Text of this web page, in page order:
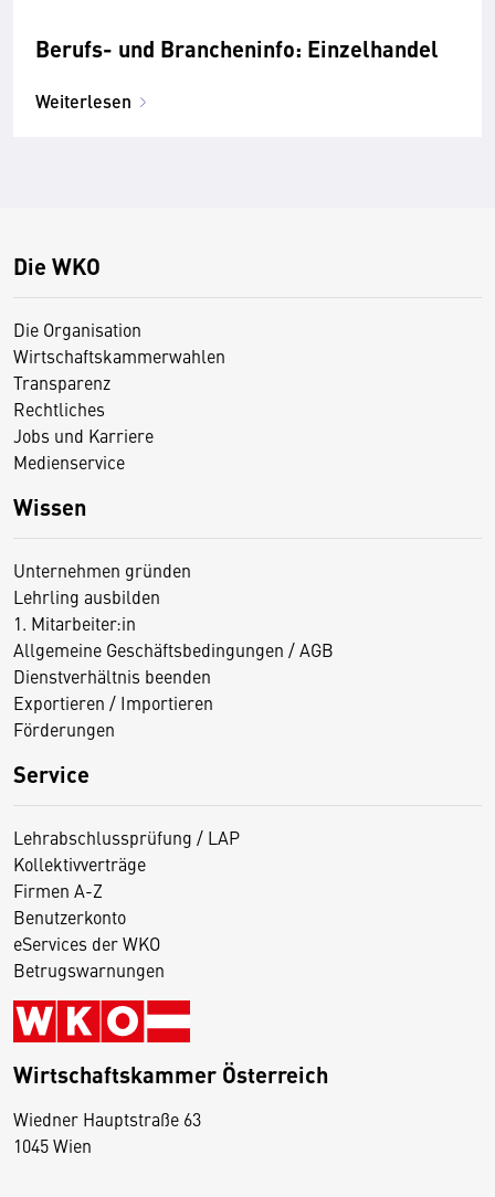
Berufs- und Brancheninfo: Einzelhandel
Weiterlesen
Die WKO
Die Organisation
Wirtschaftskammerwahlen
Transparenz
Rechtliches
Jobs und Karriere
Medienservice
Wissen
Unternehmen gründen
Lehrling ausbilden
1. Mitarbeiter:in
Allgemeine Geschäftsbedingungen / AGB
Dienstverhältnis beenden
Exportieren / Importieren
Förderungen
Service
Lehrabschlussprüfung / LAP
Kollektivverträge
Firmen A-Z
Benutzerkonto
eServices der WKO
Betrugswarnungen
Wirtschaftskammer Österreich
Wiedner Hauptstraße 63
1045 Wien
D